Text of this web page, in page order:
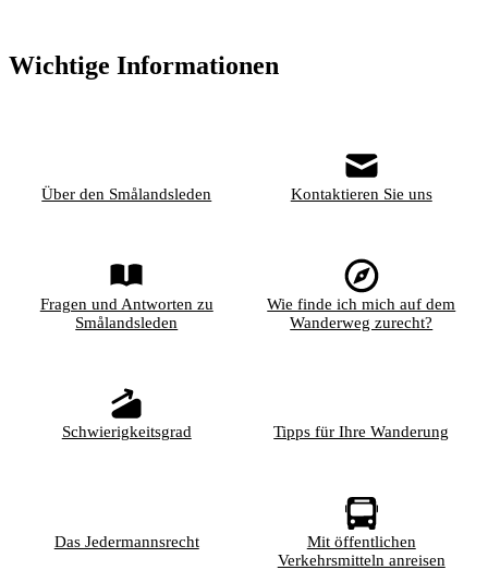
Wichtige Informationen
Über den Smålandsleden Kontaktieren Sie uns
Fragen und Antworten zu
Smålandsleden
Wie finde ich mich auf dem
Wanderweg zurecht?
Schwierigkeitsgrad Tipps für Ihre Wanderung
Das Jedermannsrecht
Mit öffentlichen
Verkehrsmitteln anreisen